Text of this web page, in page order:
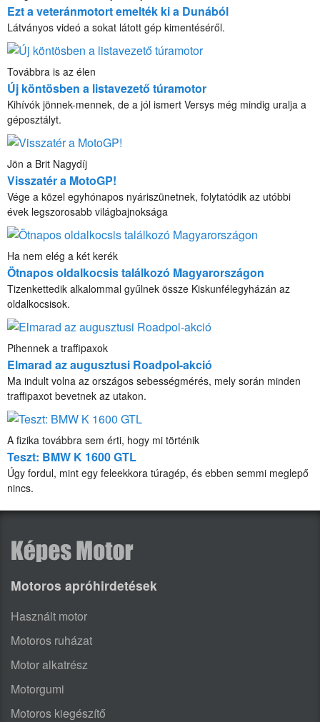
Ezt a veteránmotort emelték ki a Dunából
Látványos videó a sokat látott gép kimentéséről.
Továbbra is az élen
Új köntösben a listavezető túramotor
Kihívók jönnek-mennek, de a jól ismert Versys még mindig uralja a
géposztályt.
Jön a Brit Nagydíj
Visszatér a MotoGP!
Vége a közel egyhónapos nyáriszünetnek, folytatódik az utóbbi
évek legszorosabb világbajnoksága
Ha nem elég a két kerék
Ötnapos oldalkocsis találkozó Magyarországon
Tizenkettedik alkalommal gyűlnek össze Kiskunfélegyházán az
oldalkocsisok.
Pihennek a traffipaxok
Elmarad az augusztusi Roadpol-akció
Ma indult volna az országos sebességmérés, mely során minden
traffipaxot bevetnek az utakon.
A fizika továbbra sem érti, hogy mi történik
Teszt: BMW K 1600 GTL
Úgy fordul, mint egy feleekkora túragép, és ebben semmi meglepő
nincs.
Motoros apróhirdetések
Használt motor
Motoros ruházat
Motor alkatrész
Motorgumi
Motoros kiegészítő